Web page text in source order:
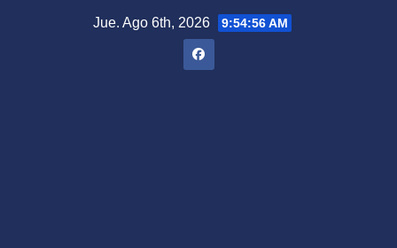
Jue. Ago 6th, 2026 9:54:57 AM